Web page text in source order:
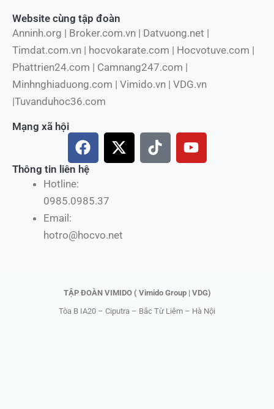
Website cùng tập đoàn
Anninh.org | Broker.com.vn | Datvuong.net |
Timdat.com.vn | hocvokarate.com | Hocvotuve.com |
Phattrien24.com | Camnang247.com |
Minhnghiaduong.com | Vimido.vn | VDG.vn
|Tuvanduhoc36.com
Hotline:
0985.0985.37
Email:
hotro@hocvo.net
Mạng xã hội
F
a
c
b
o
X
-
t
T
i
Y
o
Thông tin liên hệ
TẬP ĐOÀN VIMIDO ( Vimido Group | VDG)
Tòa B IA20 – Ciputra – Bắc Từ Liêm – Hà Nội